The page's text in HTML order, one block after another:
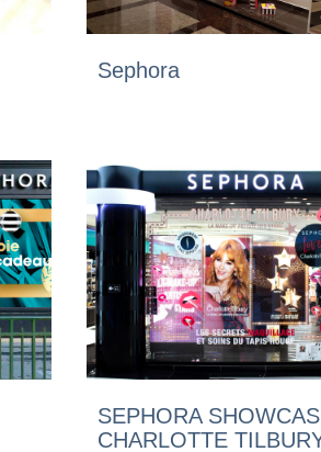
Sephora
SEPHORA
CHARLOTTE